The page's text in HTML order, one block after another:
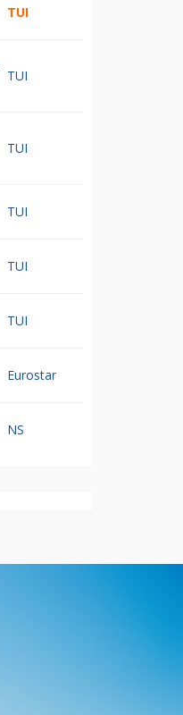
TUI
TUI
TUI
TUI
TUI
TUI
Eurostar
NS